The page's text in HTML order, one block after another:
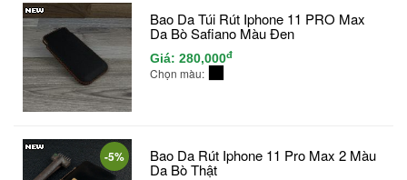
Bao Da Túi Rút Iphone 11 PRO Max
Da Bò Safiano Màu Đen
Giá: 280,000đ
Chọn màu:
-5% Bao Da Rút Iphone 11 Pro Max 2 Màu
Da Bò Thật